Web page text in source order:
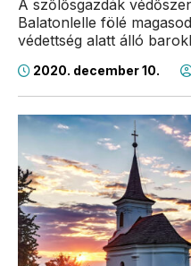
A szőlősgazdák
Balatonlelle fölé
védettség alatt álló
2020. december 10.